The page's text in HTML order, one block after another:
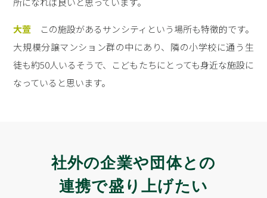
大萱 この施設があるサンシティという場所も特徴的です。
大規模分譲マンション群の中にあり、隣の小学校に通う生
徒も約50人いるそうで、こどもたちにとっても身近な施設に
なっていると思います。
社外の企業や団体との
連携で盛り上げたい